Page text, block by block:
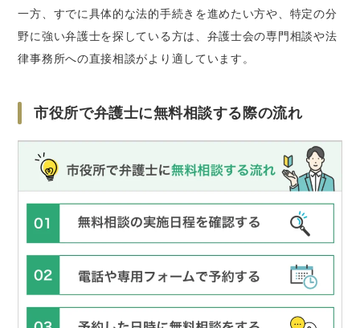
一方、すでに具体的な法的手続きを進めたい方や、特定の分
野に強い弁護士を探している方は、弁護士会の専門相談や法
律事務所への直接相談がより適しています。
市役所で弁護士に無料相談する際の流れ